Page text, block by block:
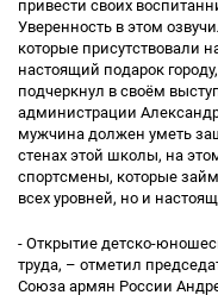
привести своих
Уверенность в этом
которые присутствовали
настоящий подарок
подчеркнул в своём
администрации
мужчина должен уметь
стенах этой школы, на
спортсмены, которые
всех уровней, но и
- Открытие детско-
труда, – отметил
Союза армян России